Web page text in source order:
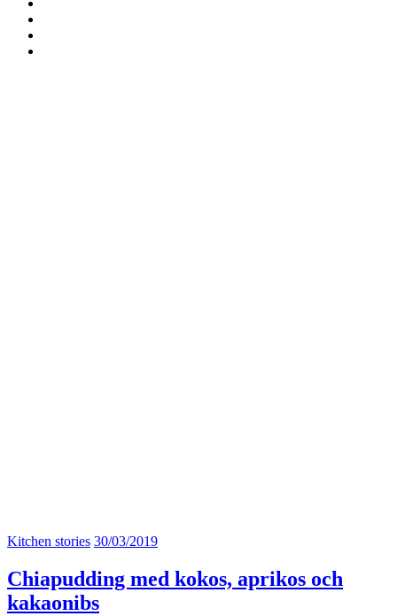
Kitchen stories 30/03/2019
Chiapudding med kokos, aprikos och
kakaonibs